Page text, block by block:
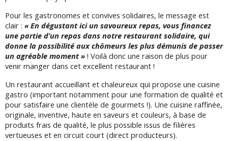
Pour les gastronomes et convives solidaires, le message est
clair : « En dégustant ici un savoureux repas, vous financez
une partie d’un repas dans notre restaurant solidaire, qui
donne la possibilité aux chômeurs les plus démunis de passer
un agréable moment » ! Voilà donc une raison de plus pour
venir manger dans cet excellent restaurant !
Un restaurant accueillant et chaleureux qui propose une cuisine
gastro (important notamment pour une formation de qualité et
pour satisfaire une clientèle de gourmets !). Une cuisine raffinée,
originale, inventive, haute en saveurs et couleurs, à base de
produits frais de qualité, le plus possible issus de filières
vertueuses et en circuit court (direct producteurs).